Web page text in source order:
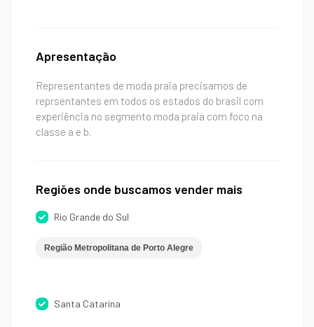
Apresentação
Representantes de moda praia precisamos de
reprsentantes em todos os estados do brasil com
experiência no segmento moda praia com foco na
classe a e b.
Regiões onde buscamos vender mais
Rio Grande do Sul
Região Metropolitana de Porto Alegre
Santa Catarina